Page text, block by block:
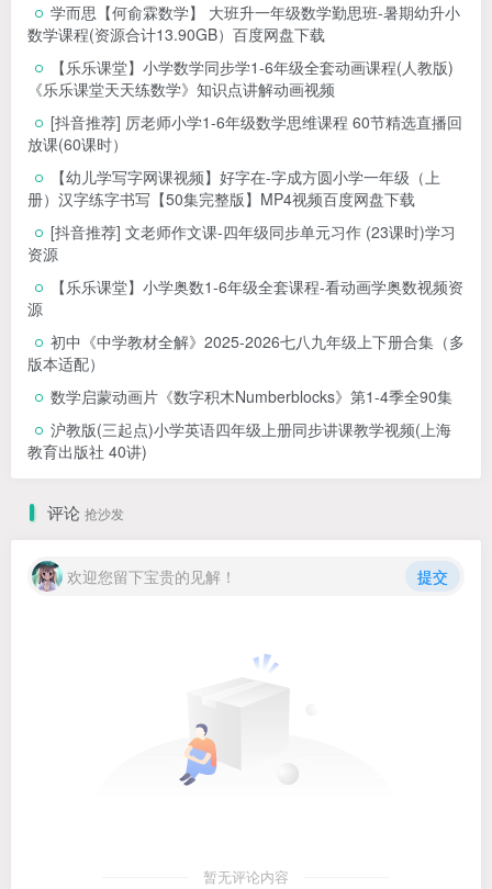
学而思【何俞霖数学】 大班升一年级数学勤思班-暑期幼升小
数学课程(资源合计13.90GB）百度网盘下载
【乐乐课堂】小学数学同步学1-6年级全套动画课程(人教版)
《乐乐课堂天天练数学》知识点讲解动画视频
[抖音推荐] 厉老师小学1-6年级数学思维课程 60节精选直播回
放课(60课时）
【幼儿学写字网课视频】好字在-字成方圆小学一年级（上
册）汉字练字书写【50集完整版】MP4视频百度网盘下载
[抖音推荐] 文老师作文课-四年级同步单元习作 (23课时)学习
资源
【乐乐课堂】小学奥数1-6年级全套课程-看动画学奥数视频资
源
初中《中学教材全解》2025-2026七八九年级上下册合集（多
版本适配）
数学启蒙动画片《数字积木Numberblocks》第1-4季全90集
沪教版(三起点)小学英语四年级上册同步讲课教学视频(上海
教育出版社 40讲)
评论 抢沙发
欢迎您留下宝贵的见解！ 提交
暂无评论内容